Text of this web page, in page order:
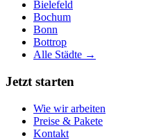
Bielefeld
Bochum
Bonn
Bottrop
Alle Städte →
Jetzt starten
Wie wir arbeiten
Preise & Pakete
Kontakt